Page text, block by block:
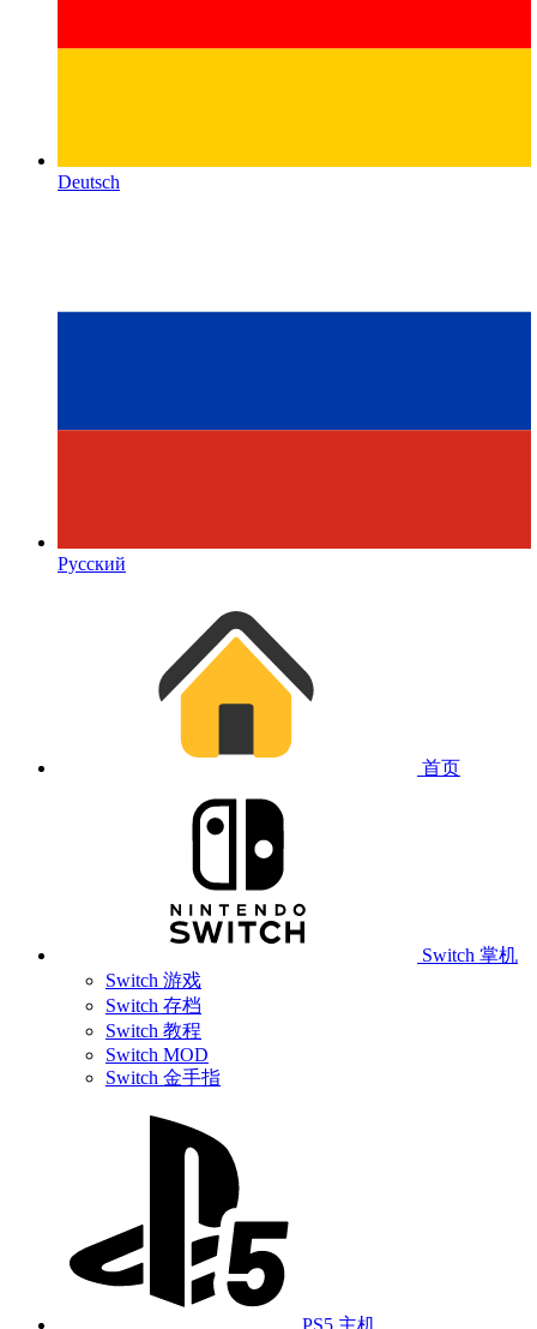
Deutsch
Русский
首页
Switch 掌机
Switch 游戏
Switch 存档
Switch 教程
Switch MOD
Switch 金手指